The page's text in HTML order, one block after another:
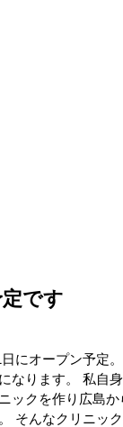
です
にオープン予定
なります。 私自
ックを作り広島
そんなクリニッ